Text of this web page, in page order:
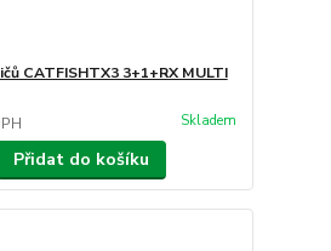
CATFISHTX3 3+1+RX MULTI
Skladem
Přidat do košíku